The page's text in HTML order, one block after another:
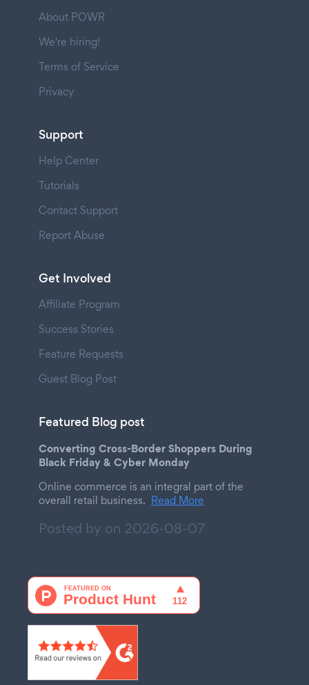
About POWR
We're hiring!
Terms of Service
Privacy
Support
Help Center
Tutorials
Contact Support
Report Abuse
Get Involved
Affiliate Program
Success Stories
Feature Requests
Guest Blog Post
Featured Blog post
Converting Cross-Border Shoppers During
Black Friday & Cyber Monday
Online commerce is an integral part of the
overall retail business. Read More
Posted by on 2026-08-07